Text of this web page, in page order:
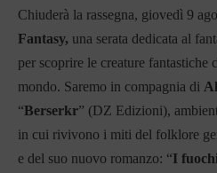
Chiuderà la rassegna, giovedì 9
Fantasy, una serata dedicata al
per scoprire le creature fantastiche
mondo. Saremo in compagnia di
“Berserkr” (DZ Edizioni),
in cui rivivono i miti del folklore
e del suo nuovo romanzo: “I